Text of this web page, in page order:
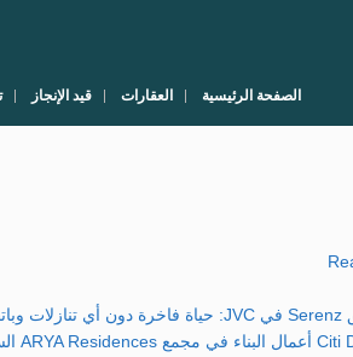
الصفحة الرئيسية العقارات قيد الإنجاز